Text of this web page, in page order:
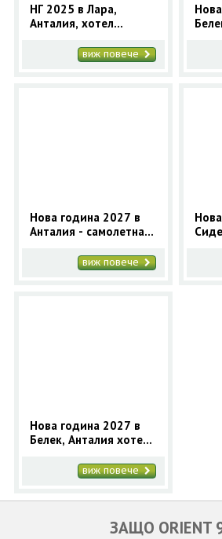
НГ 2025 в Лара,
Анталия, хотел
виж повече
Нова година 2027 в
Анталия - самолетна
виж повече
Нова година 2027 в
Белек, Анталия хотел
RESORT & SPA 5* -
автобус за 4 нощувки
виж повече
ЗАЩО ORIENT